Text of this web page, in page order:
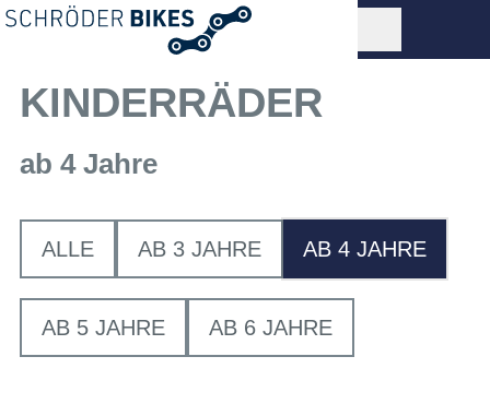
KINDERRÄDER
ab 4 Jahre
ALLE AB 3 JAHRE AB 4 JAHRE
AB 5 JAHRE AB 6 JAHRE